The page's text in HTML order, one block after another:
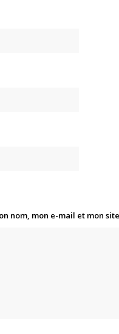
nom, mon e-mail et mon